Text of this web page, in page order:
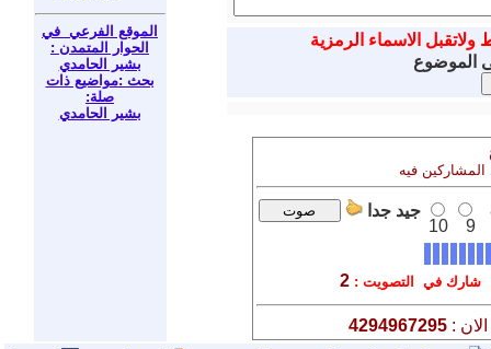
الموقع الفرعي في
الحوار المتمدن :
بشير الحامدي
بحث :مواضيع ذات
صلة:
بشير الحامدي
ولاتقبل الاسماء الرمزية
الموضوع
المشاركين فيه
9
10
جيد جدا
شارك في التصويت : 2
:
4294967295